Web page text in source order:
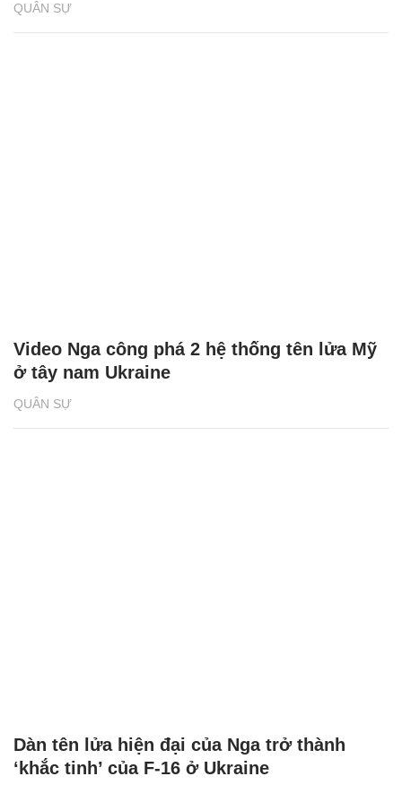
QUÂN SỰ
QUÂN SỰ
Video Nga công phá 2 hệ thống tên lửa Mỹ
ở tây nam Ukraine
Dàn tên lửa hiện đại của Nga trở thành
‘khắc tinh’ của F-16 ở Ukraine